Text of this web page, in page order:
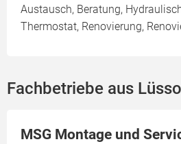
Austausch, Beratung,
Thermostat, Renovierung,
Fachbetriebe aus
MSG Montage und